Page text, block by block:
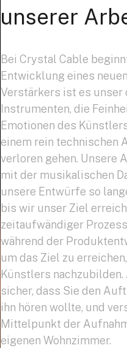
unserer
Bei Crystal Cable
Entwicklung eines
Verstärkers ist es
Instrumenten, die
Emotionen des
einem rein technischen
verloren gehen. Unsere
mit der musikalischen
unsere Entwürfe so
bis wir unser Ziel
zeitaufwändiger
während der
um das Ziel zu
Künstlers
sicher, dass Sie den
ihn hören wollte, und
Mittelpunkt der
eigenen Wohnzimmer.